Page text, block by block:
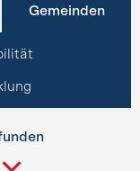
Gemeinden